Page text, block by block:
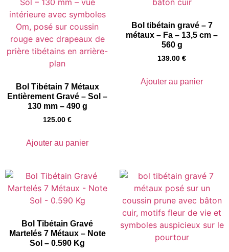
Bol Tibétain 7 Métaux
Entièrement Gravé – Sol –
130 mm – 490 g
125.00 €
Ajouter au panier
Bol tibétain gravé – 7
métaux – Fa – 13,5 cm –
560 g
139.00 €
Ajouter au panier
Bol Tibétain Gravé
Martelés 7 Métaux – Note
Sol – 0.590 Kg